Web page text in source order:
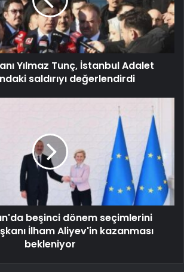
Yılmaz Tunç, İstanbul Adalet
saldırıyı değerlendirdi
beşinci dönem seçimlerini
İlham Aliyev'in kazanması
bekleniyor